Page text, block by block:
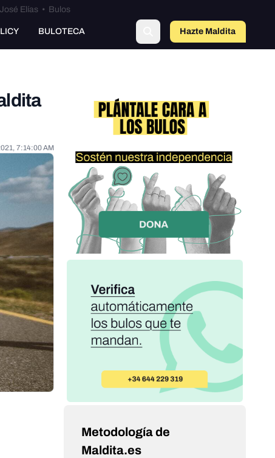
Elías• Bulos
BULOTECA Hazte Maldito
7:14:00 AM
Metodología de
Maldita.es